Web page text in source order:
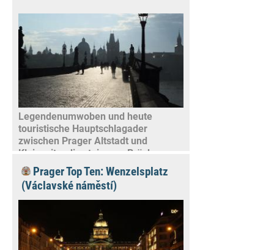
Legendenumwoben und heute
touristische Hauptschlagader
zwischen Prager Altstadt und
Kleinseite: die steinerne Brücke von
Kaiser Karl IV.
Prager Top Ten: Wenzelsplatz
(Václavské náměstí)